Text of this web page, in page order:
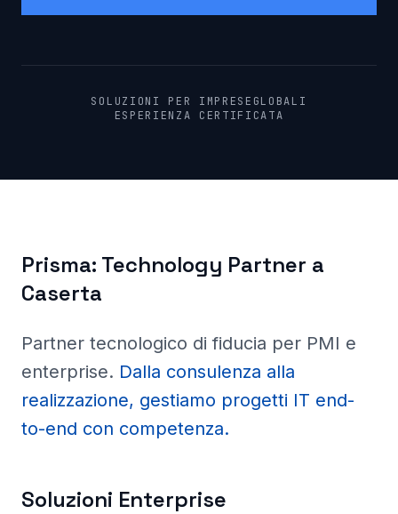
SOLUZIONI PER IMPRESE GLOBALI
ESPERIENZA CERTIFICATA
Prisma: Technology Partner a
Caserta
Partner tecnologico di fiducia per PMI e
enterprise. Dalla consulenza alla
realizzazione, gestiamo progetti IT end-
to-end con competenza.
Soluzioni Enterprise